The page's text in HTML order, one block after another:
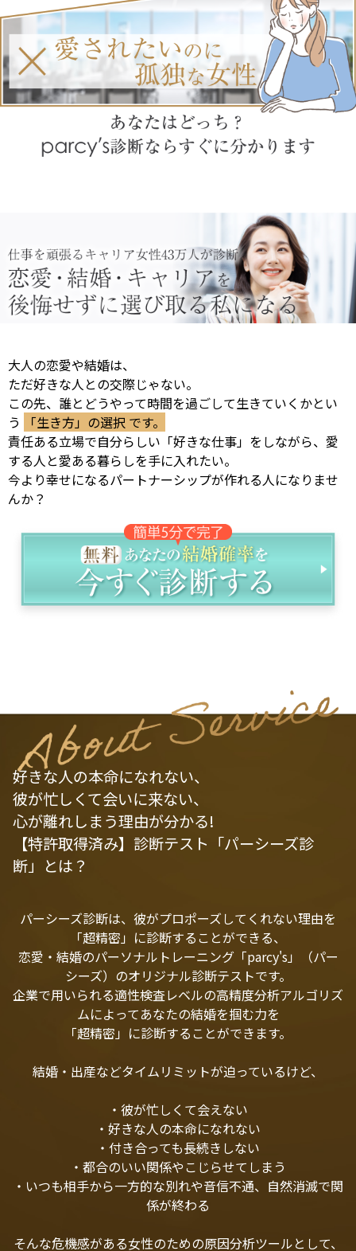
大人の恋愛や結婚は、
ただ好きな人との交際じゃない。
この先、誰とどうやって時間を過ごして生きていくかとい
う
「生き方」の選択 です。
責任ある立場で自分らしい「好きな仕事」をしながら、愛
する人と愛ある暮らしを手に入れたい。
今より幸せになるパートナーシップが作れる人になりませ
んか？
好きな人の本命になれない、
彼が忙しくて会いに来ない、
心が離れしまう理由が分かる!
【特許取得済み】診断テスト「パーシーズ診
断」とは？
パーシーズ診断は、彼がプロポーズしてくれない理由を
「超精密」に診断することができる、
恋愛・結婚のパーソナルトレーニング「parcy's」（パー
シーズ）のオリジナル診断テストです。
企業で用いられる適性検査レベルの高精度分析アルゴリズ
ムによってあなたの結婚を掴む力を
「超精密」に診断することができます。
結婚・出産などタイムリミットが迫っているけど、
・彼が忙しくて会えない
・好きな人の本命になれない
・付き合っても長続きしない
・都合のいい関係やこじらせてしまう
・いつも相手から一方的な別れや音信不通、自然消滅で関
係が終わる
そんな危機感がある女性のための原因分析ツールとして、